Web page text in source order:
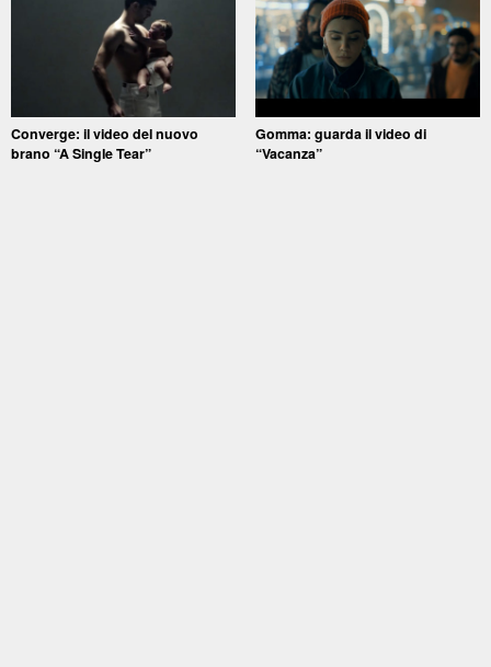
Converge: il video del nuovo
brano “A Single Tear”
Gomma: guarda il video di
“Vacanza”